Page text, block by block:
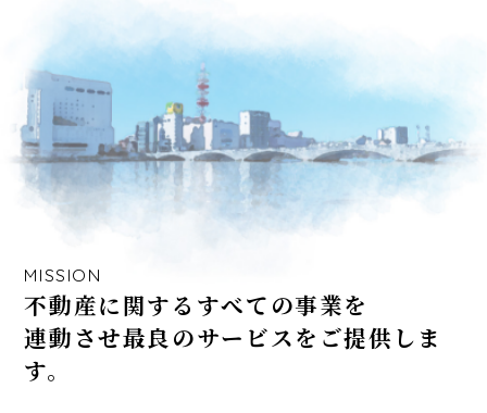
MISSION
不動産に関するすべての事業を
連動させ最良のサービスをご提供しま
す。